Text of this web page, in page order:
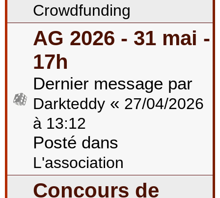
Crowdfunding
AG 2026 - 31 mai -
17h
Dernier message par
Darkteddy « 27/04/2026
à 13:12
Posté dans
L'association
Concours de